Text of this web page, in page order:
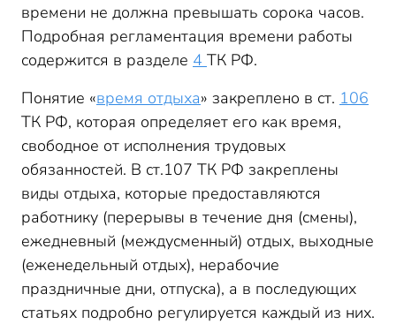
времени не должна превышать сорока часов.
Подробная регламентация времени работы
содержится в разделе 4 ТК РФ.
Понятие «время отдыха» закреплено в ст. 106
ТК РФ, которая определяет его как время,
свободное от исполнения трудовых
обязанностей. В ст.107 ТК РФ закреплены
виды отдыха, которые предоставляются
работнику (перерывы в течение дня (смены),
ежедневный (междусменный) отдых, выходные
(еженедельный отдых), нерабочие
праздничные дни, отпуска), а в последующих
статьях подробно регулируется каждый из них.